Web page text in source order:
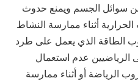
سوائل الجسم ويمنع حدوث
أثناء ممارسة النشاط
الطاقة الذي يعمل على طرد
عدم استعمال
أو أثناء ممارسة